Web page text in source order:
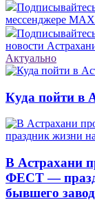
мессенджере
новости
Актуально
Куда пойти в
В Астрахани
ФЕСТ —
бывшего